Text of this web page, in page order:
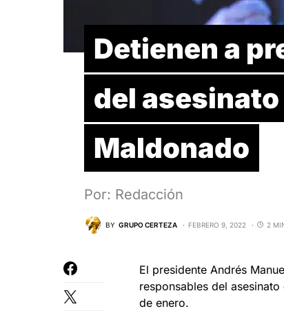
Detienen a
del
Maldonado
Por: Redacción
BY GRUPO CERTEZA FEBRERO 9, 2022 2
El presidente Andrés
responsables del
de enero.